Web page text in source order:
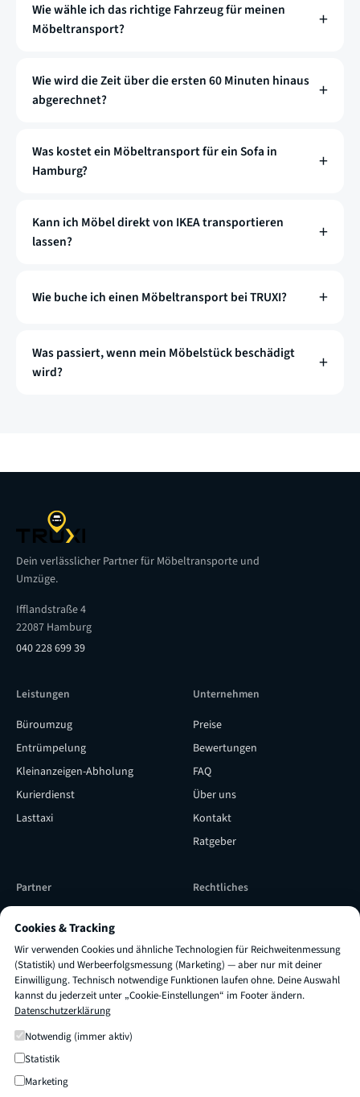
Wie wähle ich das richtige Fahrzeug für meinen
Möbeltransport?
Wie wird die Zeit über die ersten 60 Minuten hinaus
abgerechnet?
Was kostet ein Möbeltransport für ein Sofa in
Hamburg?
Kann ich Möbel direkt von IKEA transportieren
lassen?
Wie buche ich einen Möbeltransport bei TRUXI?
Was passiert, wenn mein Möbelstück beschädigt
wird?
Dein verlässlicher Partner für Möbeltransporte und
Umzüge.
Ifflandstraße 4
22087 Hamburg
040 228 699 39
Leistungen
Büroumzug
Entrümpelung
Kleinanzeigen-Abholung
Kurierdienst
Lasttaxi
Unternehmen
Preise
Bewertungen
FAQ
Über uns
Kontakt
Ratgeber
Partner
Subunternehmer Login
TRUXI als Lieferpartner
engagieren
Rechtliches
Impressum
AGB
Datenschutz
© 2026 TRUXI
Cookies & Tracking
Wir verwenden Cookies und ähnliche Technologien für Reichweitenmessung
(Statistik) und Werbeerfolgsmessung (Marketing) — aber nur mit deiner
Einwilligung. Technisch notwendige Funktionen laufen ohne. Deine Auswahl
kannst du jederzeit unter „Cookie-Einstellungen“ im Footer ändern.
Datenschutzerklärung
Notwendig (immer aktiv)
Statistik
Marketing